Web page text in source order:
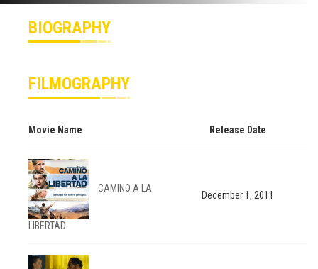
BIOGRAPHY
FILMOGRAPHY
Movie Name Release Date
CAMINO A LA
LIBERTAD
December 1, 2011